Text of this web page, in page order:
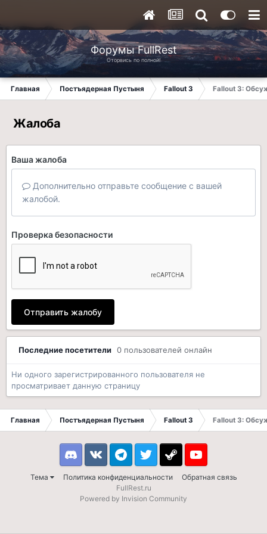
Форумы FullRest
Оторвись по полной!
Главная Постъядерная Пустыня Fallout 3 Fallout 3:
Жалоба
Ваша жалоба
Дополнительно отправьте сообщение с вашей
жалобой.
Проверка безопасности
Отправить жалобу
Последние посетители 0 пользователей онлайн
Ни одного зарегистрированного пользователя не
просматривает данную страницу
Главная Постъядерная Пустыня Fallout 3 Fallout 3:
Тема Политика конфиденциальности Обратная связь
DiscordVK TelegramTwitter Steam Youtube
FullRest.ru
Powered by Invision Community